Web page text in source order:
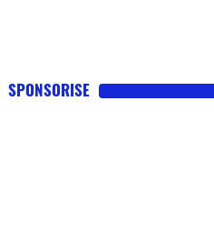
SPONSORISE